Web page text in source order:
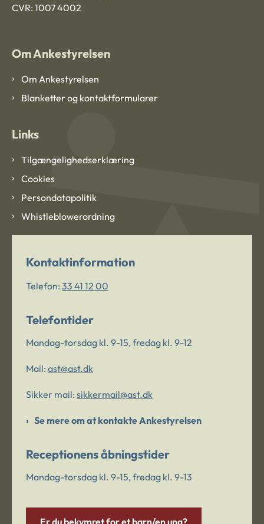
CVR: 1007 4002
Om Ankestyrelsen
Om Ankestyrelsen
Blanketter og kontaktformularer
Links
Tilgængelighedserklæring
Cookies
Persondatapolitik
Whistleblowerordning
Kontaktinformation
Telefon: 33 41 12 00
Telefontider
Mandag-torsdag kl. 9-15, fredag kl. 9-12
Mail: ast@ast.dk
Sikker mail: sikkermail@ast.dk
Se mere om at kontakte Ankestyrelsen
Receptionens åbningstider
Mandag-torsdag kl. 9-15, fredag kl. 9-13
Er du bekymret for et barn/en ung?